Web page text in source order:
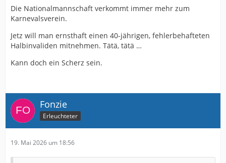
Die Nationalmannschaft verkommt immer mehr zum
Karnevalsverein.
Jetz will man ernsthaft einen 40-jährigen, fehlerbehafteten
Halbinvaliden mitnehmen. Tätä, tätä …
Kann doch ein Scherz sein.
Fonzie
Erleuchteter
19. Mai 2026 um 18:56